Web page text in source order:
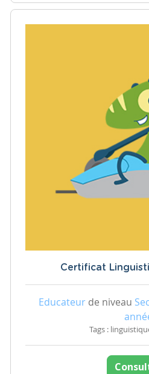
Certificat
Educateur de niveau
Tags :